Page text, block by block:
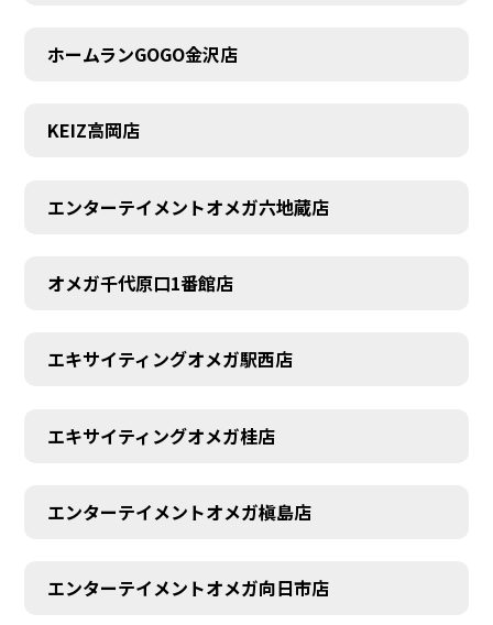
ホームランGOGO金沢店
KEIZ高岡店
エンターテイメントオメガ六地蔵店
オメガ千代原口1番館店
エキサイティングオメガ駅西店
エキサイティングオメガ桂店
エンターテイメントオメガ槇島店
エンターテイメントオメガ向日市店